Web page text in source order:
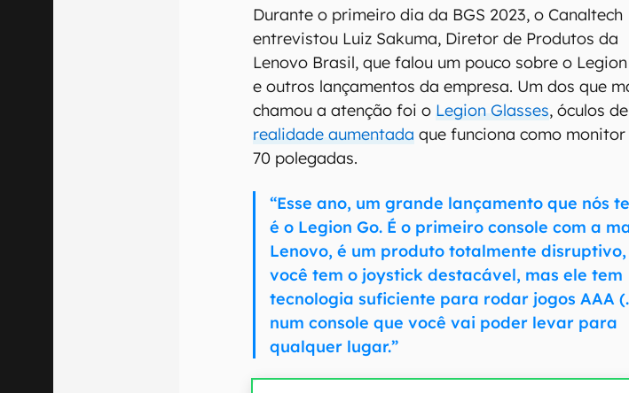
Durante o primeiro dia da BGS 2023, o Canaltech
entrevistou Luiz Sakuma, Diretor de Produtos da
Lenovo Brasil, que falou um pouco sobre o
e outros lançamentos da empresa. Um dos que
chamou a atenção foi o Legion Glasses, óculos de
realidade aumentada que funciona como monitor
70 polegadas.
“Esse ano, um grande lançamento que nós
é o Legion Go. É o primeiro console com a
Lenovo, é um produto totalmente disruptivo,
você tem o joystick destacável, mas ele tem
tecnologia suficiente para rodar jogos AAA
num console que você vai poder levar para
qualquer lugar.”